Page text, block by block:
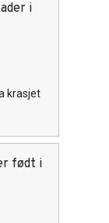
i
krasjet
født i